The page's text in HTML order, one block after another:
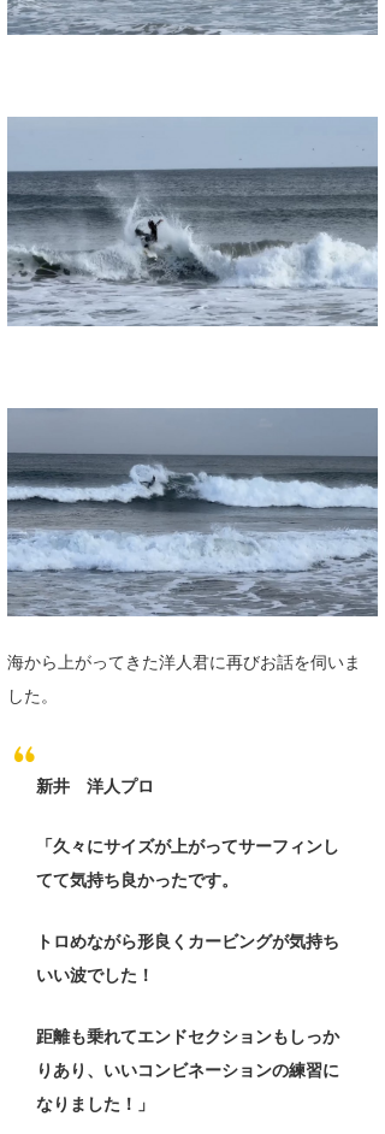
海から上がってきた洋人君に再びお話を伺いま
した。
新井 洋人プロ
「久々にサイズが上がってサーフィンし
てて気持ち良かったです。
トロめながら形良くカービングが気持ち
いい波でした！
距離も乗れてエンドセクションもしっか
りあり、いいコンビネーションの練習に
なりました！」
wanda
Mr.K
chappy
Romisea